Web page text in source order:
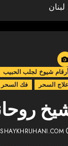
أرقام شيوخ لجلب الحبيب
علاج السحر
فك السحر
SHAYKHRUHANI.COM